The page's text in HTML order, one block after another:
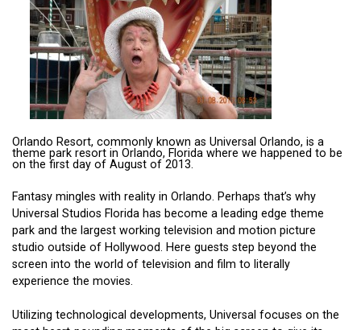
Orlando Resort, commonly known as Universal Orlando, is a
theme park resort in Orlando, Florida where we happened to be
on the first day of August of 2013.
Fantasy mingles with reality in Orlando. Perhaps that’s why
Universal Studios Florida has become a leading edge theme
park and the largest working television and motion picture
studio outside of Hollywood. Here guests step beyond the
screen into the world of television and film to literally
experience the movies.
Utilizing technological developments, Universal focuses on the